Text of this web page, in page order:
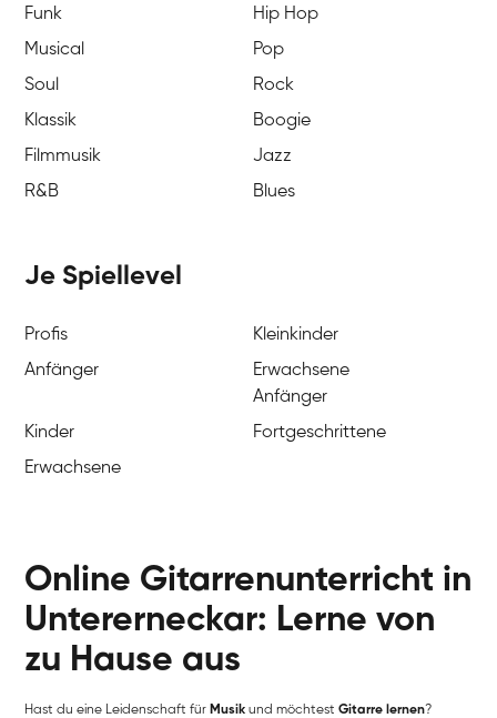
Funk
Hip Hop
Musical
Pop
Soul
Rock
Klassik
Boogie
Filmmusik
Jazz
R&B
Blues
Je Spiellevel
Profis
Kleinkinder
Anfänger
Erwachsene
Anfänger
Kinder
Fortgeschrittene
Erwachsene
Online Gitarrenunterricht in
Untererneckar: Lerne von
zu Hause aus
Hast du eine Leidenschaft für Musik und möchtestGitarre lernen?